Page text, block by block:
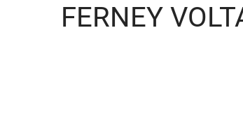
FERNEY